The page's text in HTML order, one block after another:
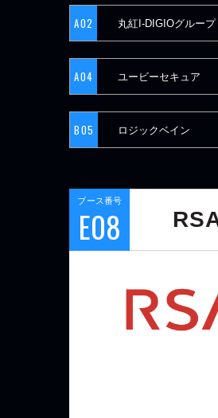
A02 丸紅I-DIGIOグループ
A04 ユービーセキュア
B05 ロジックベイン
ブース番号
E08